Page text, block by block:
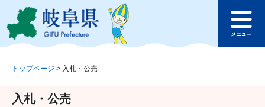
ジ
ュ
このページの本文へ
ュ
トップページ > 入札・公売
入札・公売